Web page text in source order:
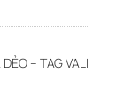
– TAG VALI